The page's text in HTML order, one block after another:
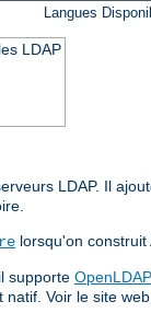
Langues
LDAP
LDAP. Il
lorsqu'on construit
supporte
natif. Voir le site web